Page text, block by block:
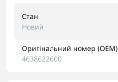
Стан
Новий
Оригінальний номер (OEM)
4638622600